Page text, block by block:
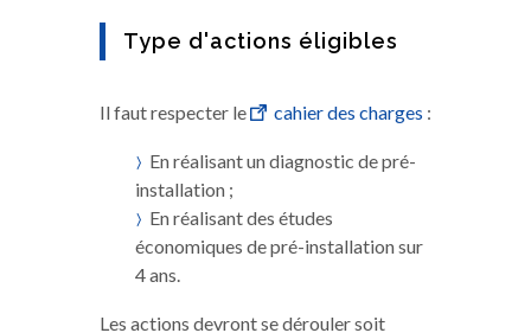
Type d'actions éligibles
Il faut respecter le cahier des charges :
En réalisant un diagnostic de pré-
installation ;
En réalisant des études
économiques de pré-installation sur
4 ans.
Les actions devront se dérouler soit